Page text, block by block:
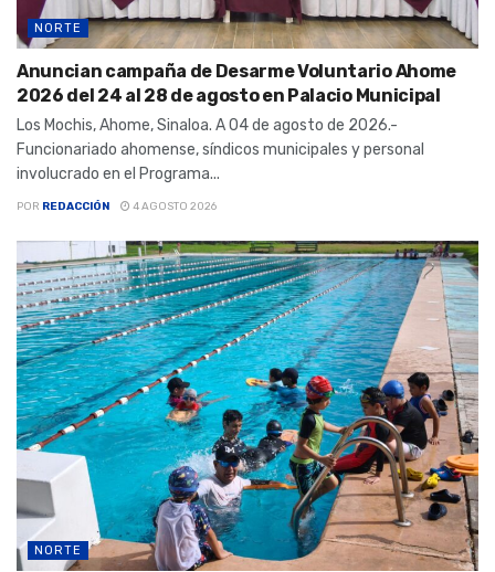
NORTE
Anuncian campaña de Desarme Voluntario Ahome
2026 del 24 al 28 de agosto en Palacio Municipal
Los Mochis, Ahome, Sinaloa. A 04 de agosto de 2026.-
Funcionariado ahomense, síndicos municipales y personal
involucrado en el Programa...
POR REDACCIÓN 4 AGOSTO 2026
NORTE